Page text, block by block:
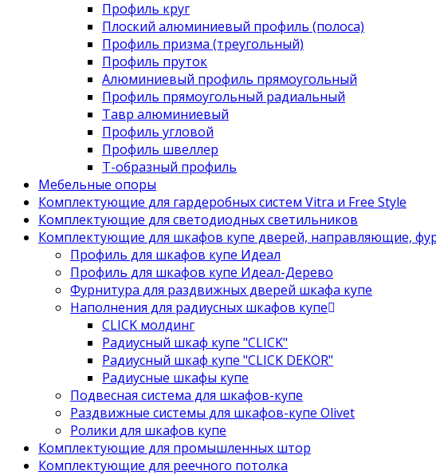
Профиль круг
Плоский алюминиевый профиль (полоса)
Профиль призма (треугольный)
Профиль пруток
Алюминиевый профиль прямоугольный
Профиль прямоугольный радиальный
Тавр алюминиевый
Профиль угловой
Профиль швеллер
Т-образный профиль
Мебельные опоры
Комплектующие для гардеробных систем Vitra и Free Style
Комплектующие для светодиодных светильников
Комплектующие для шкафов купе дверей, направляющие,
Профиль для шкафов купе Идеал
Профиль для шкафов купе Идеал-Дерево
Фурнитура для раздвижных дверей шкафа купе
Наполнения для радиусных шкафов купе
CLICK молдинг
Радиусный шкаф купе "CLICK"
Радиусный шкаф купе "CLICK DEKOR"
Радиусные шкафы купе
Подвесная система для шкафов-купе
Раздвижные системы для шкафов-купе Olivet
Ролики для шкафов купе
Комплектующие для промышленных штор
Комплектующие для реечного потолка